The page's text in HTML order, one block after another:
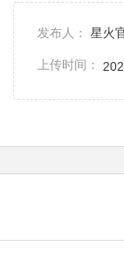
发布人： 星火
上传时间：